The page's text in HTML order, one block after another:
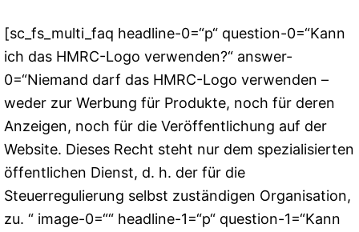
[sc_fs_multi_faq headline-0=“p“ question-0=“Kann
ich das HMRC-Logo verwenden?“ answer-
0=“Niemand darf das HMRC-Logo verwenden –
weder zur Werbung für Produkte, noch für deren
Anzeigen, noch für die Veröffentlichung auf der
Website. Dieses Recht steht nur dem spezialisierten
öffentlichen Dienst, d. h. der für die
Steuerregulierung selbst zuständigen Organisation,
zu. “ image-0=““ headline-1=“p“ question-1=“Kann